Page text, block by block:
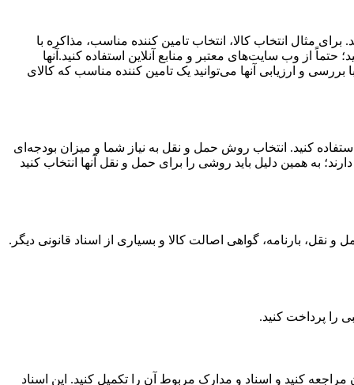
مثال انتخاب کالا، انتخاب تامین کننده مناسب، مذاکره با
از وب سایت‌های معتبر و منابع آنلاین استفاده کنید.آنها
و ارزیابی آنها می‌توانید یک تامین کننده مناسب که کالای
کنید. انتخاب روش حمل و نقل به نیاز شما و میزان بودجه‌ای
به همین دلیل باید روشی را برای حمل و نقل آنها انتخاب کنید
و نقل، بارنامه، گواهی اصالت کالا و بسیاری از اسناد قانونی دیگر.
را پرداخت کنید.
کنید و اسناد و مدارک مربوط آن را تکمیل کنید. این اسناد